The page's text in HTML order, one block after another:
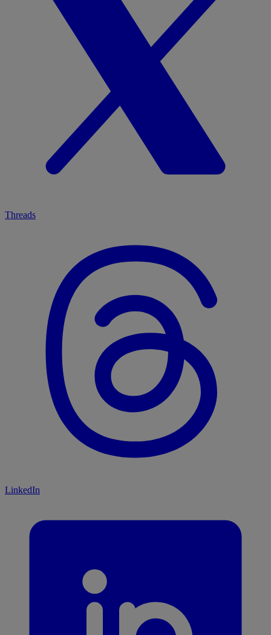
Threads
LinkedIn